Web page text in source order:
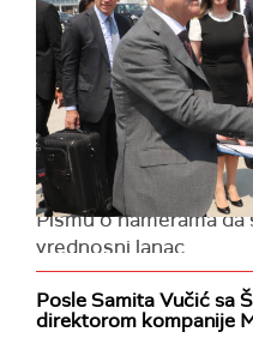
Nemački kancelar je
predsednikom Srbije
putu Srbije, političkim
ekonomije.
Takođe, Šolc je
Memoranduma o
o strateškom
Pismu o namerama
vrednosni lanac.
Posle Samita Vučić sa
direktorom kompanije